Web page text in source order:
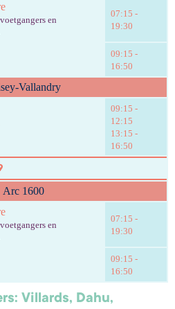
en
07:15 -
19:30
09:15 -
16:50
Vallandry
09:15 -
12:15
13:15 -
16:50
Arc 1600
en
07:15 -
19:30
09:15 -
16:50
Villards, Dahu,